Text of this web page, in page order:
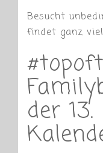
Besucht
findet ganz
der 13.